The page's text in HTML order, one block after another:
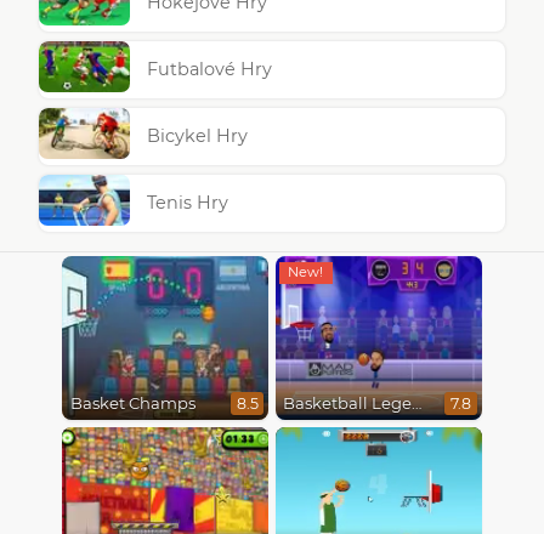
Futbalové Hry
Bicykel Hry
Tenis Hry
Basket Champs 8.5 Basketball Legends 2020 7.8